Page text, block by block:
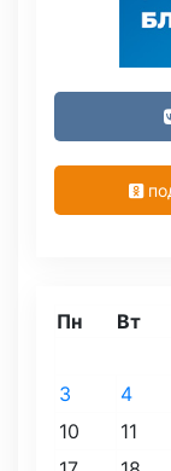
Пн Вт
3
4
10
11